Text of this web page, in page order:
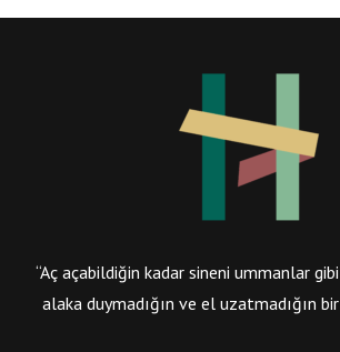
“Aç açabildiğin kadar sineni ummanlar
alaka duymadığın ve el uzatmadığın